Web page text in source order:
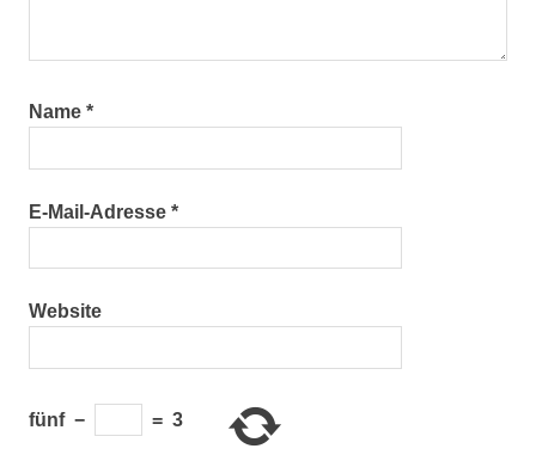
Name *
E-Mail-Adresse *
Website
fünf − = 3